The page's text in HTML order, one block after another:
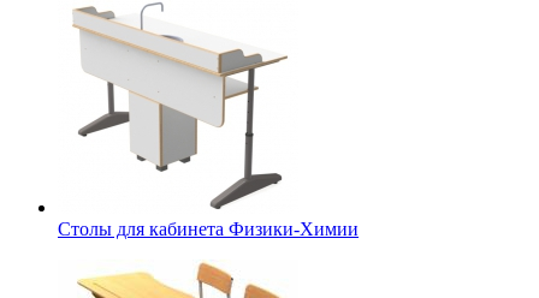
Столы для кабинета Физики-Химии